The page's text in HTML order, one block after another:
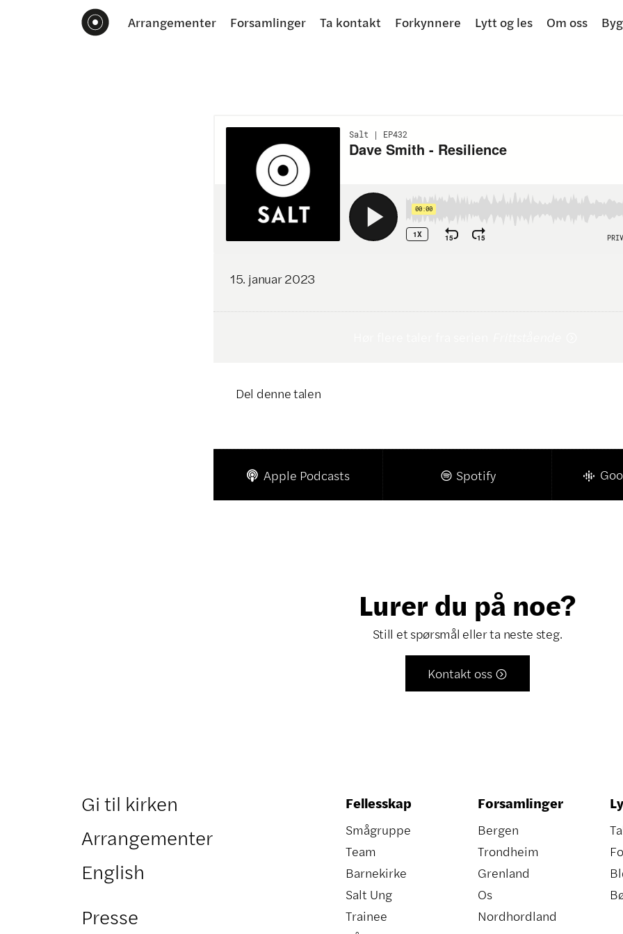
Arrangementer Forsamlinger Ta kontakt Forkynnere Lytt og les Om oss
15. januar2023
Del denne talen
 Apple Podcasts  Spotify
Lurer du på noe?
Still et spørsmål eller ta neste steg.
Kontakt oss 
Gi til kirken
Arrangementer
English
Presse
Fellesskap
Smågruppe
Team
Barnekirke
Salt Ung
Trainee
Forsamlinger
Bergen
Trondheim
Grenland
Os
Nordhordland